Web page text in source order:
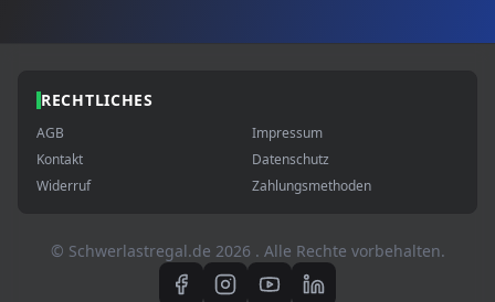
RECHTLICHES
AGB
Impressum
Kontakt
Datenschutz
Widerruf
Zahlungsmethoden
© Schwerlastregal.de 2026 . Alle Rechte vorbehalten.